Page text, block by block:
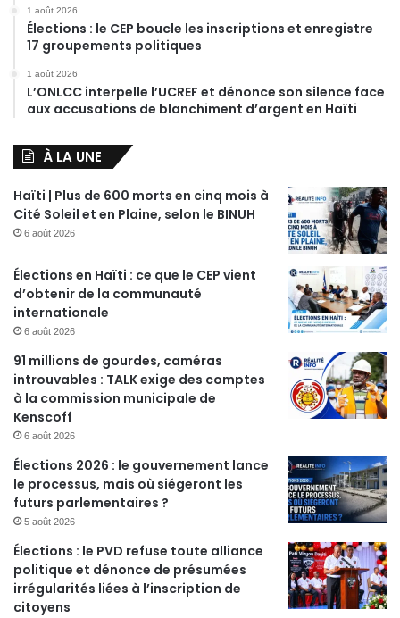
1 août 2026
Élections : le CEP boucle les inscriptions et enregistre
17 groupements politiques
1 août 2026
L’ONLCC interpelle l’UCREF et dénonce son silence face
aux accusations de blanchiment d’argent en Haïti
À LA UNE
Haïti | Plus de 600 morts en cinq mois à
Cité Soleil et en Plaine, selon le BINUH
6 août 2026
Élections en Haïti : ce que le CEP vient
d’obtenir de la communauté
internationale
6 août 2026
91 millions de gourdes, caméras
introuvables : TALK exige des comptes
à la commission municipale de
Kenscoff
6 août 2026
Élections 2026 : le gouvernement lance
le processus, mais où siégeront les
futurs parlementaires ?
5 août 2026
Élections : le PVD refuse toute alliance
politique et dénonce de présumées
irrégularités liées à l’inscription de
citoyens